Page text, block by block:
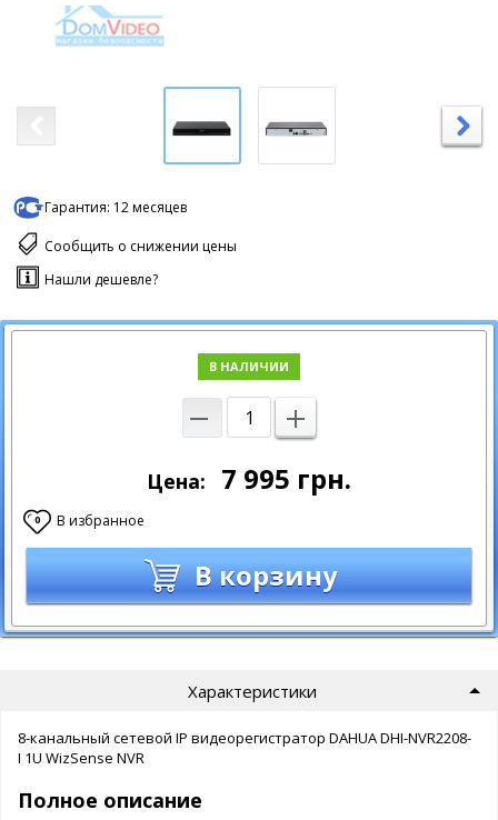
Гарантия: 12 месяцев
Сообщить о снижении цены
Нашли дешевле?
В НАЛИЧИИ
Цена: 7 995 грн.
0 В избранное
В корзину
Характеристики
8-канальный сетевой IP видеорегистратор DAHUA DHI-NVR2208-
I 1U WizSense NVR
Полное описание